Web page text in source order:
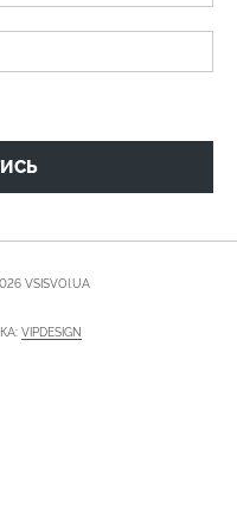
VSISVOI.UA
VIPDESIGN